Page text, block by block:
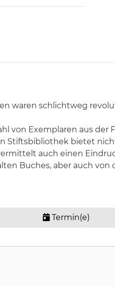
waren schlichtweg
von Exemplaren aus der
Stiftsbibliothek bietet
auch einen
Buches, aber auch
Termin(e)